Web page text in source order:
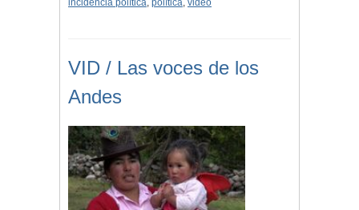
incidencia política, política, video
VID / Las voces de los
Andes